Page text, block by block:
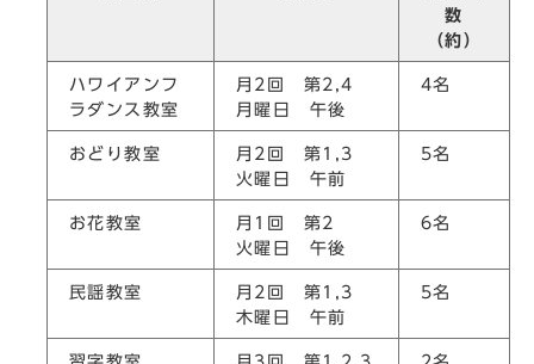
数
（約）
ハワイアンフ
ラダンス教室
月2回 第2,4
月曜日 午後
4名
おどり教室
月2回 第1,3
火曜日 午前
5名
お花教室
月1回 第2
火曜日 午後
6名
民謡教室
月2回 第1,3
木曜日 午前
5名